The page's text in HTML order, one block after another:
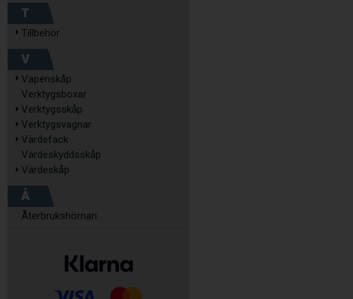
T
Tillbehör
V
Vapenskåp
Verktygsboxar
Verktygsskåp
Verktygsvagnar
Värdefack
Värdeskyddsskåp
Värdeskåp
Å
Återbrukshörnan